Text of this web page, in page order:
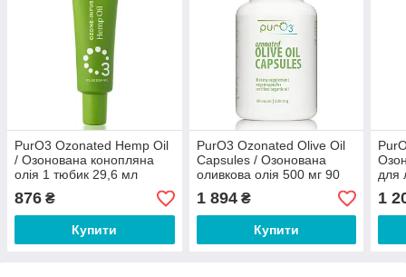
PurO3 Ozonated Hemp Oil
/ Озонована конопляна
олія 1 тюбик 29,6 мл
876 ₴
Купити
PurO3 Ozonated Olive Oil
Capsules / Озонована
оливкова олія 500 мг 90
капсул
1 894₴
Купити
для
1